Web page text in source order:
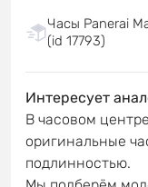
Часы Panerai
(id 17793)
Интересует
В часовом
оригинальные
подлинностью.